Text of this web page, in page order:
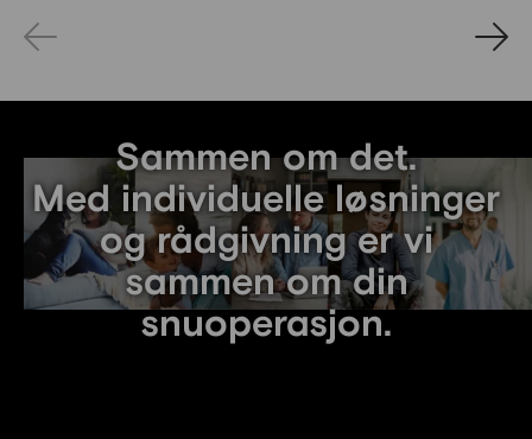
Sammen om det.
Med individuelle løsninger
og rådgivning er vi
sammen om din
snuoperasjon.